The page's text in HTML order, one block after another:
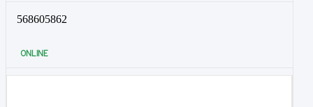
568605862
ONLINE